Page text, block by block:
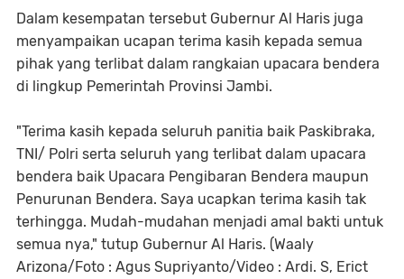
Dalam kesempatan tersebut Gubernur Al Haris juga
menyampaikan ucapan terima kasih kepada semua
pihak yang terlibat dalam rangkaian upacara bendera
di lingkup Pemerintah Provinsi Jambi.
"Terima kasih kepada seluruh panitia baik Paskibraka,
TNI/ Polri serta seluruh yang terlibat dalam upacara
bendera baik Upacara Pengibaran Bendera maupun
Penurunan Bendera. Saya ucapkan terima kasih tak
terhingga. Mudah-mudahan menjadi amal bakti untuk
semua nya," tutup Gubernur Al Haris. (Waaly
Arizona/Foto : Agus Supriyanto/Video : Ardi. S, Erict